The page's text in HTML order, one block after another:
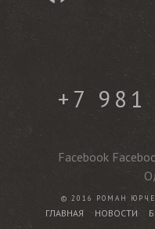
+7
Facebook
© 2016 РОМАН
ГЛАВНАЯ НОВОСТИ